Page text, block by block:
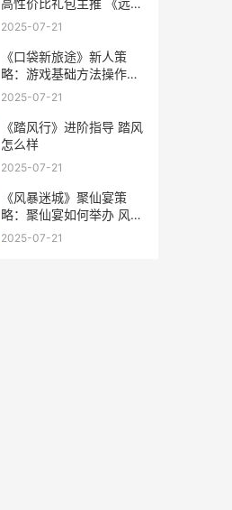
高性价比礼包主推 《远征
传说》氪金攻略
2025-07-21
《口袋新旅途》新人策
略：游戏基础方法操作说
明 口袋新旅途神兽的邀请
2025-07-21
《踏风行》进阶指导 踏风
怎么样
2025-07-21
《风暴迷城》聚仙宴策
略：聚仙宴如何举办 风暴
迷途怎么打
2025-07-21